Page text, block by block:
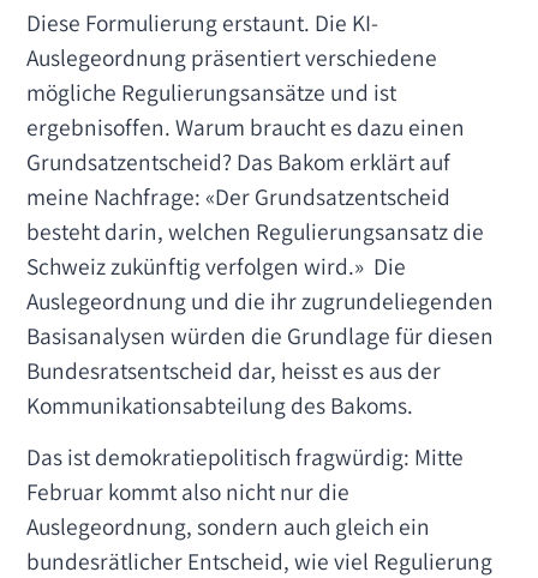
Diese Formulierung erstaunt. Die KI-
Auslegeordnung präsentiert verschiedene
mögliche Regulierungsansätze und ist
ergebnisoffen. Warum braucht es dazu einen
Grundsatzentscheid? Das Bakom erklärt auf
meine Nachfrage: «Der Grundsatzentscheid
besteht darin, welchen Regulierungsansatz die
Schweiz zukünftig verfolgen wird.» Die
Auslegeordnung und die ihr zugrundeliegenden
Basisanalysen würden die Grundlage für diesen
Bundesratsentscheid dar, heisst es aus der
Kommunikationsabteilung des Bakoms.
Das ist demokratiepolitisch fragwürdig: Mitte
Februar kommt also nicht nur die
Auslegeordnung, sondern auch gleich ein
bundesrätlicher Entscheid, wie viel Regulierung